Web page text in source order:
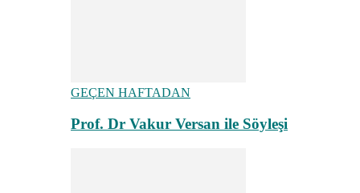
GEÇEN HAFTADAN
Prof. Dr Vakur Versan ile Söyleşi